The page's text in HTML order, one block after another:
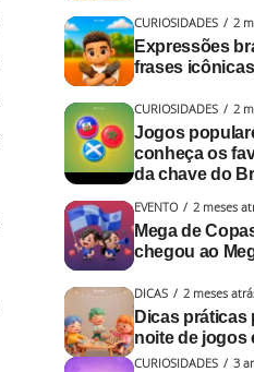
CURIOSIDADES 2
Expressões
frases
CURIOSIDADES 2
Jogos
conheça os
da chave do
EVENTO 2 meses
Mega de
chegou ao
DICAS 2 meses
Dicas práticas
noite de jogos
CURIOSIDADES 3